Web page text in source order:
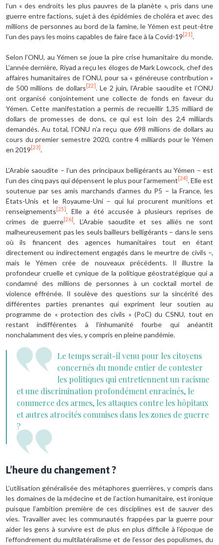
l’un « des endroits les plus pauvres de la planète », pris dans une
guerre entre factions, sujet à des épidémies de choléra et avec des
millions de personnes au bord de la famine, le Yémen est peut-être
l’un des pays les moins capables de faire face à la Covid-19 [21] .
Selon l’ONU, au Yémen se joue la pire crise humanitaire du monde.
L’année dernière, Riyad a reçu les éloges de Mark Lowcock, chef des
affaires humanitaires de l’ONU, pour sa « généreuse contribution »
de 500 millions de dollars [22] . Le 2 juin, l’Arabie saoudite et l’ONU
ont organisé conjointement une collecte de fonds en faveur du
Yémen. Cette manifestation a permis de recueillir 1,35 milliard de
dollars de promesses de dons, ce qui est loin des 2,4 milliards
demandés. Au total, l’ONU n’a reçu que 698 millions de dollars au
cours du premier semestre 2020, contre 4 milliards pour le Yémen
en 2019 [23] .
L’Arabie saoudite – l’un des principaux belligérants au Yémen – est
l’un des cinq pays qui dépensent le plus pour l’armement [24] . Elle est
soutenue par ses amis marchands d’armes du P5 – la France, les
États-Unis et le Royaume-Uni – qui lui procurent munitions et
renseignements [25] . Elle a été accusée à plusieurs reprises de
crimes de guerre [26] . L’Arabie saoudite et ses alliés ne sont
malheureusement pas les seuls bailleurs belligérants – dans le sens
où ils financent des agences humanitaires tout en étant
directement ou indirectement engagés dans le meurtre de civils –,
mais le Yémen crée de nouveaux précédents. Il illustre la
profondeur cruelle et cynique de la politique géostratégique qui a
condamné des millions de personnes à un cocktail mortel de
violence effrénée. Il soulève des questions sur la sincérité des
différentes parties prenantes qui expriment leur soutien au
programme de « protection des civils » (PoC) du CSNU, tout en
restant indifférentes à l’inhumanité fourbe qui anéantit
nonchalamment des vies, y compris en pleine pandémie.
Le temps serait-il venu pour les citoyens
concernés du monde entier de contester
les politiques qui entretiennent un racisme
et une discrimination profondément enracinés, le
commerce des armes, les attaques contre les hôpitaux
et autres atrocités commises dans les zones de guerre
?
L’heure du changement ?
L’utilisation généralisée des métaphores guerrières, y compris dans
les domaines de la médecine et de l’action humanitaire, est ironique
puisque l’ambition première de ces disciplines est de sauver des
vies. Travailler avec les communautés frappées par la guerre pour
aider les gens à survivre est de plus en plus difficile à l’époque de
l’effondrement du multilatéralisme et de l’essor des populismes, du